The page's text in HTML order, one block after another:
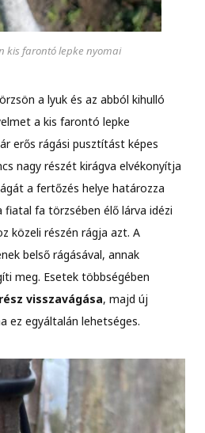
kis farontó lepke nyomai
a lyuk és az abból kihulló
a kis farontó lepke
erős rágási pusztítást képes
nagy részét kirágva elvékonyítja
a fertőzés helye határozza
fiatal fa törzsében élő lárva idézi
közeli részén rágja azt. A
belső rágásával, annak
meg. Esetek többségében
visszavágása, majd új
ez egyáltalán lehetséges.